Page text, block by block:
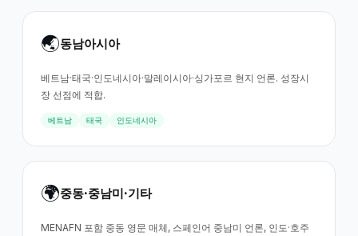
🌏동남아시아
베트남·태국·인도네시아·말레이시아·싱가포르 현지 언론. 성장시
장 선점에 적합.
베트남 태국 인도네시아
🌍중동·중남미·기타
MENAFN 포함 중동 영문 매체, 스페인어 중남미 언론, 인도·호주